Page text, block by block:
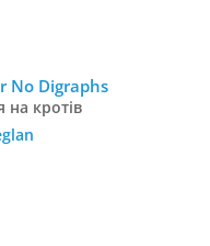
No Digraphs
кротів